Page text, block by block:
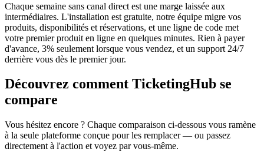
Chaque semaine sans canal direct est une marge laissée aux
intermédiaires. L'installation est gratuite, notre équipe migre vos
produits, disponibilités et réservations, et une ligne de code met
votre premier produit en ligne en quelques minutes. Rien à payer
d'avance, 3% seulement lorsque vous vendez, et un support 24/7
derrière vous dès le premier jour.
Découvrez comment TicketingHub se
compare
Vous hésitez encore ? Chaque comparaison ci-dessous vous ramène
à la seule plateforme conçue pour les remplacer — ou passez
directement à l'action et voyez par vous-même.